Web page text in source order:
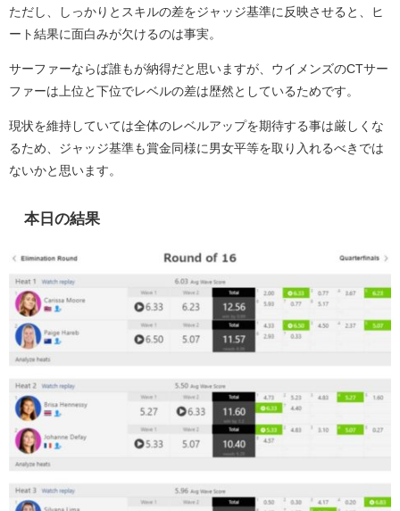
ただし、しっかりとスキルの差をジャッジ基準に反映させると、ヒ
ート結果に面白みが欠けるのは事実。
サーファーならば誰もが納得だと思いますが、ウイメンズのCTサー
ファーは上位と下位でレベルの差は歴然としているためです。
現状を維持していては全体のレベルアップを期待する事は厳しくな
るため、ジャッジ基準も賞金同様に男女平等を取り入れるべきでは
ないかと思います。
本日の結果